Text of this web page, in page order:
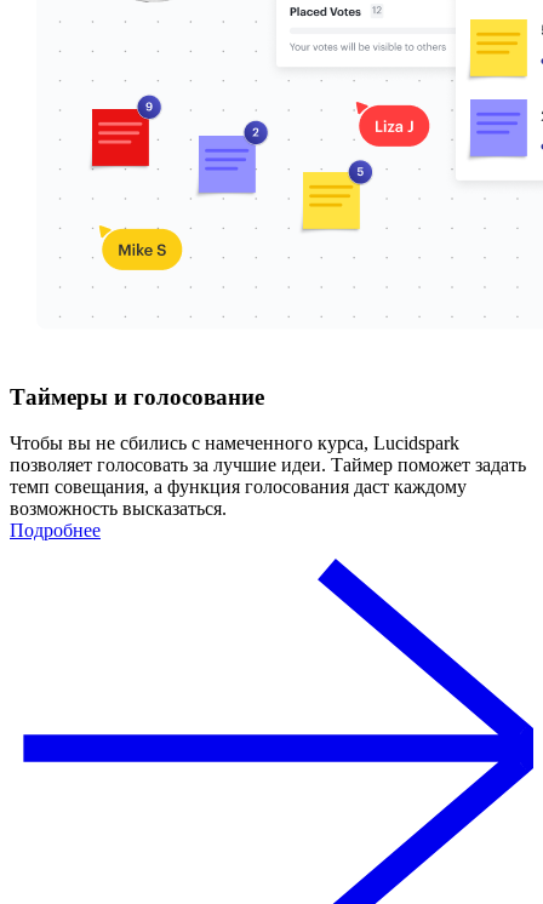
Таймеры и голосование
Чтобы вы не сбились с намеченного курса, Lucidspark
позволяет голосовать за лучшие идеи. Таймер поможет задать
темп совещания, а функция голосования даст каждому
возможность высказаться.
Подробнее